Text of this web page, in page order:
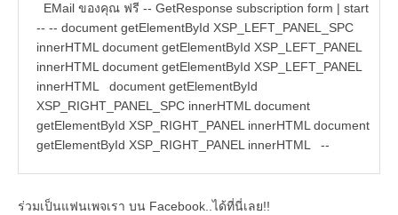
EMail ของคุณ ฟรี -- GetResponse subscription form | start
-- -- document getElementById XSP_LEFT_PANEL_SPC
innerHTML document getElementById XSP_LEFT_PANEL
innerHTML document getElementById XSP_LEFT_PANEL
innerHTML document getElementById
XSP_RIGHT_PANEL_SPC innerHTML document
getElementById XSP_RIGHT_PANEL innerHTML document
getElementById XSP_RIGHT_PANEL innerHTML --
ร่วมเป็นแฟนเพจเรา บน Facebook..ได้ที่นี่เลย!!